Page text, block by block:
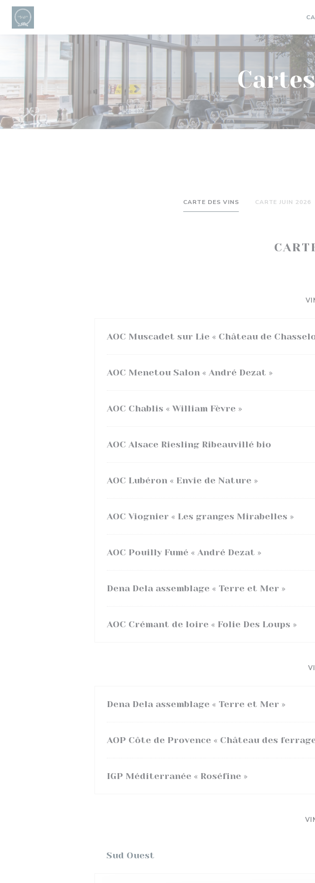
Personnalisation de vos choix en matière de cookies
CARTE DES VINS CARTE JUIN 2026
AOC Muscadet sur Lie « Château de
AOC Menetou Salon « André Dezat »
AOC Chablis « William Fèvre »
AOC Alsace Riesling Ribeauvillé bio
AOC Lubéron « Envie de Nature »
AOC Viognier « Les granges Mirabelles »
AOC Pouilly Fumé « André Dezat »
Dena Dela assemblage « Terre et Mer »
AOC Crémant de loire « Folie Des Loups »
Dena Dela assemblage « Terre et Mer »
AOP Côte de Provence « Château des
IGP Méditerranée « Roséfine »
Sud Ouest